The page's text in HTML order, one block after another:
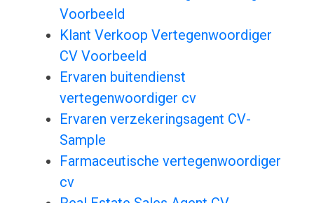
Voorbeeld
Klant Verkoop Vertegenwoordiger
CV Voorbeeld
Ervaren buitendienst
vertegenwoordiger cv
Ervaren verzekeringsagent CV-
Sample
Farmaceutische vertegenwoordiger
cv